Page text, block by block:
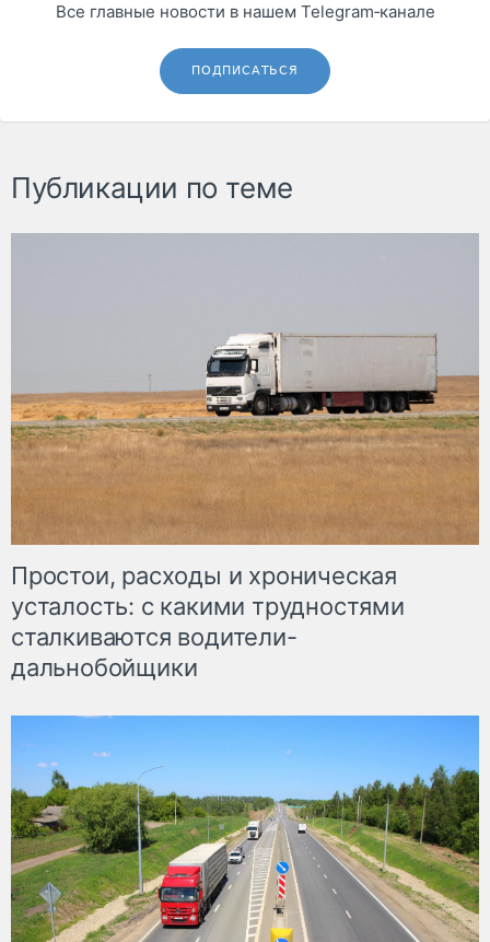
Все главные новости в нашем Telegram‑канале
ПОДПИСАТЬСЯ
Публикации по теме
Простои, расходы и хроническая
усталость: с какими трудностями
сталкиваются водители-
дальнобойщики